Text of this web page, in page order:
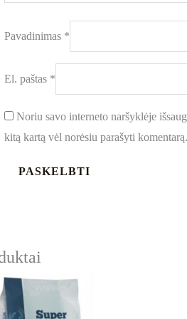
Pavadinimas *
El. paštas *
Noriu savo interneto naršyklėje
kitą kartą vėl norėsiu parašyti komentarą.